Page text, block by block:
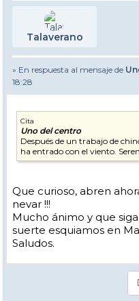
Talaverano
» En respuesta al mensaje de
18:28
Cita
Uno del centro
Después de un trabajo de
ha entrado con el viento.
Que curioso, abren
nevar !!!
Mucho ánimo y que
suerte esquiamos en
Saludos.